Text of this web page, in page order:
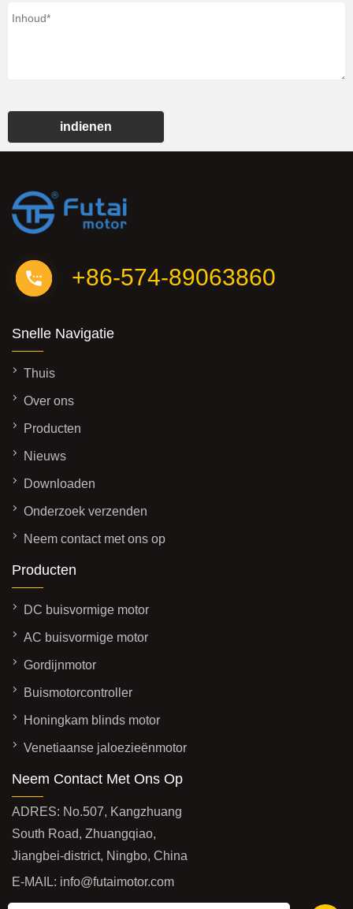
indienen
+86-574-89063860
Snelle Navigatie
Thuis
Over ons
Producten
Nieuws
Downloaden
Onderzoek verzenden
Neem contact met ons op
Producten
DC buisvormige motor
AC buisvormige motor
Gordijnmotor
Buismotorcontroller
Honingkam blinds motor
Venetiaanse jaloezieënmotor
Neem Contact Met Ons Op
ADRES: No.507, Kangzhuang
South Road, Zhuangqiao,
Jiangbei-district, Ningbo, China
E-MAIL: info@futaimotor.com